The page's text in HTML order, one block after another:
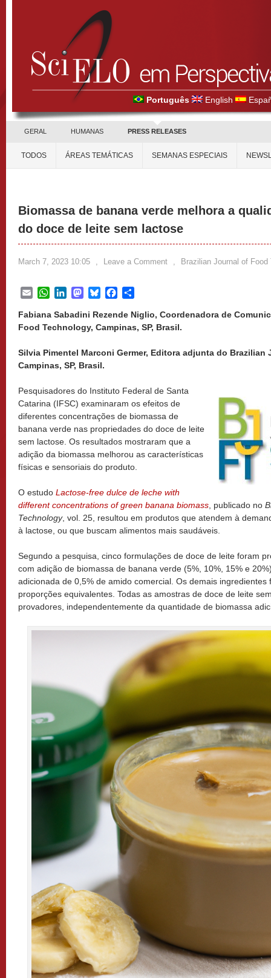
Português English
GERAL HUMANAS PRESS RELEASES
TODOS ÁREAS TEMÁTICAS SEMANAS ESPECIAIS
Biomassa de banana verde melhora a
do doce de leite sem lactose
March 7, 2023 10:05 , Leave a Comment , Brazilian Journal of Food
EmailWhatsApp
LinkedInMastodon
BlueskyFacebook
Fabiana Sabadini Rezende Niglio, Coordenadora de
Food Technology, Campinas, SP, Brasil.
Silvia Pimentel Marconi Germer, Editora adjunta do
Campinas, SP, Brasil.
Pesquisadores do Instituto Federal de Santa
Catarina (IFSC) examinaram os efeitos de
diferentes concentrações de biomassa de
banana verde nas propriedades do doce de leite
sem lactose. Os resultados mostraram que a
adição da biomassa melhorou as características
físicas e sensoriais do produto.
O estudo Lactose-free dulce de leche with
different concentrations of green banana biomass , publicado no
Technology, vol. 25, resultou em produtos que atendem à
à lactose, ou que buscam alimentos mais saudáveis.
Segundo a pesquisa, cinco formulações de doce de leite foram
com adição de biomassa de banana verde (5%, 10%, 15% e
adicionada de 0,5% de amido comercial. Os demais ingredientes
proporções equivalentes. Todas as amostras de doce de leite
provadores, independentemente da quantidade de biomassa